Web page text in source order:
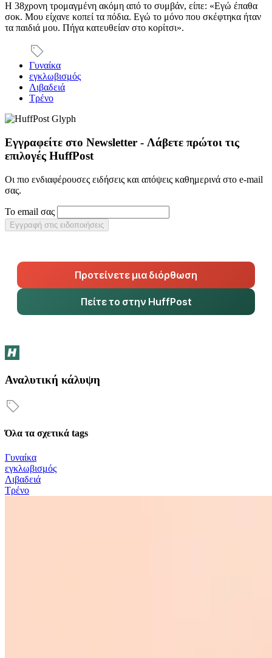
Η 38χρονη τρομαγμένη ακόμη από το συμβάν, είπε: «Εγώ έπαθα
σοκ. Μου είχανε κοπεί τα πόδια. Εγώ το μόνο που σκέφτηκα ήταν
τα παιδιά μου. Πήγα κατευθείαν στο κορίτσι».
Γυναίκα
εγκλωβισμός
Λιβαδειά
Τρένο
Εγγραφείτε στο Newsletter - Λάβετε πρώτοι τις
επιλογές HuffPost
Οι πιο ενδιαφέρουσες ειδήσεις και απόψεις καθημερινά στο e-mail
σας.
Το email σας
Εγγραφή στις ειδοποιήσεις
Προτείνετε μια διόρθωση
Πείτε το στην HuffPost
Αναλυτική κάλυψη
Όλα τα σχετικά tags
Γυναίκα
εγκλωβισμός
Λιβαδειά
Τρένο